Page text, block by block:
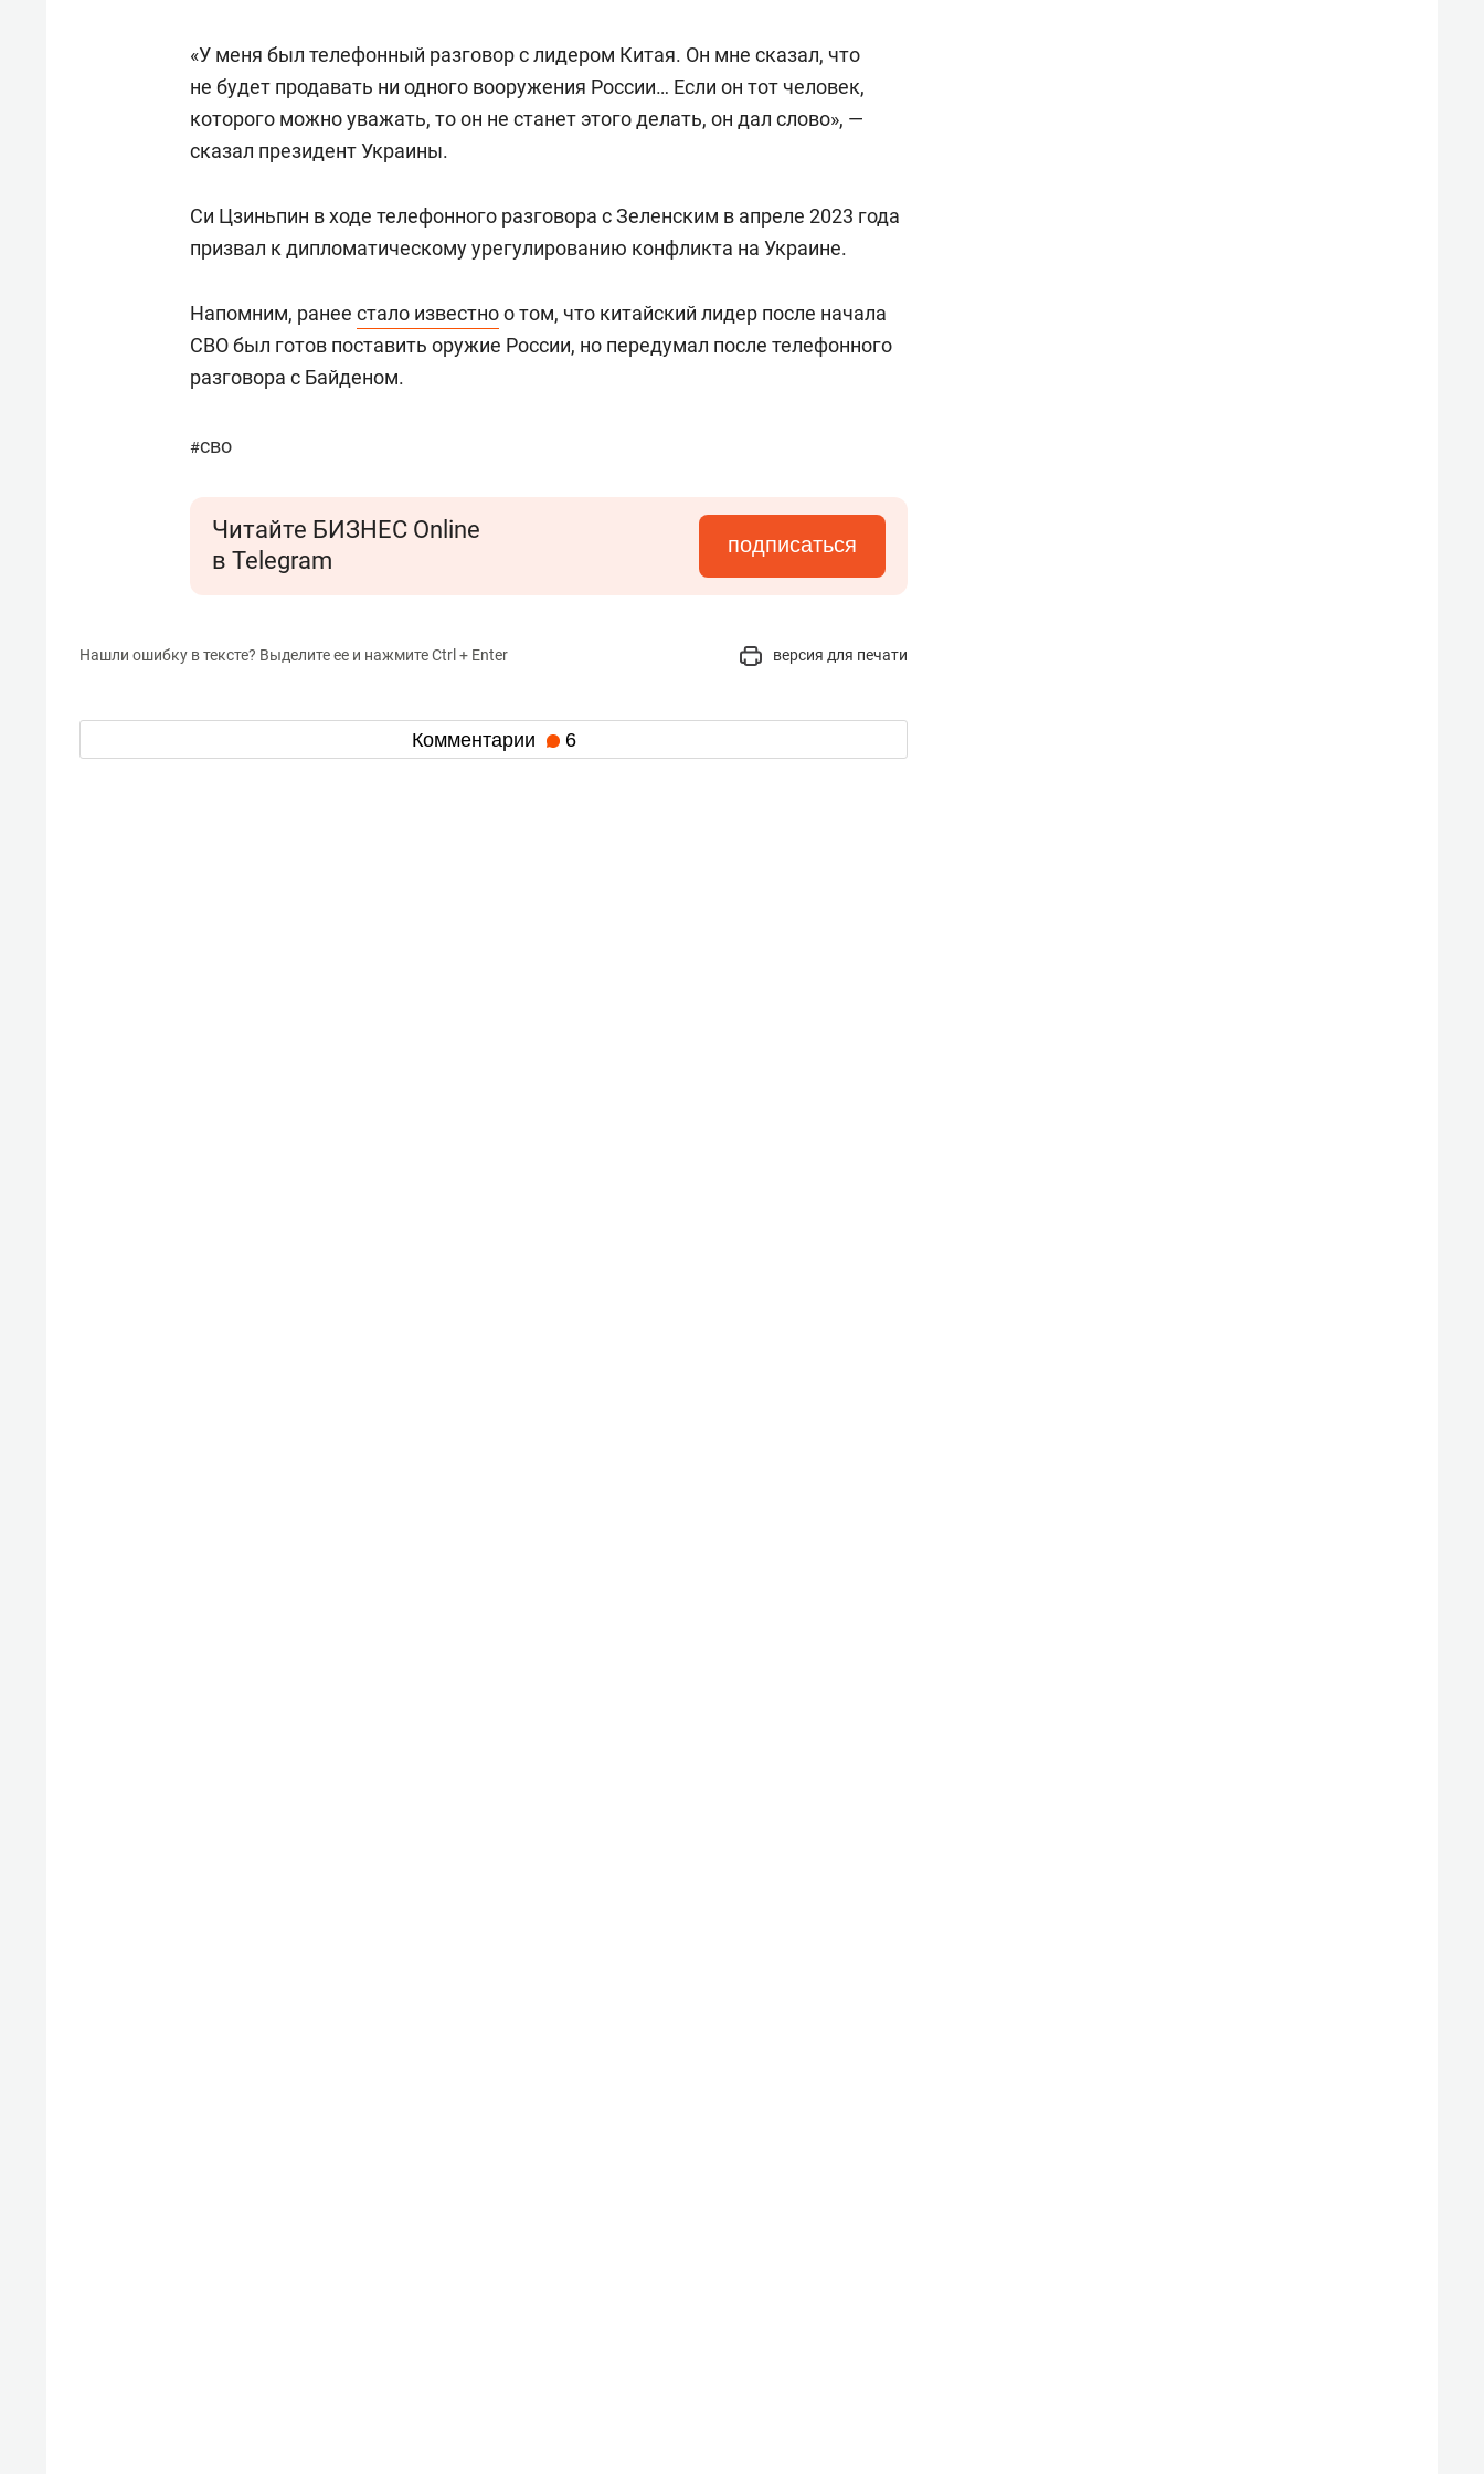
«У меня был телефонный разговор с лидером Китая. Он мне сказал, что
не будет продавать ни одного вооружения России… Если он тот человек,
которого можно уважать, то он не станет этого делать, он дал слово», —
сказал президент Украины.
Си Цзиньпин в ходе телефонного разговора с Зеленским в апреле 2023 года
призвал к дипломатическому урегулированию конфликта на Украине.
Напомним, ранее стало известноо том, что китайский лидер после начала
СВО был готов поставить оружие России, но передумал после телефонного
разговора с Байденом.
#сво
Читайте БИЗНЕС Online
в Telegram
подписаться
Нашли ошибку в тексте? Выделите ее и нажмите Ctrl + Enter версия для печати
Комментарии 6